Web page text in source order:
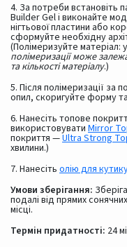
4. За потреби встановіть
Builder Gel і виконайте
нігтьової пластини або
сформуйте необхідну
(Полімеризуйте матеріал:
полімеризації може
та кількості матеріалу.)
5. Після полімеризації за
опил, скоригуйте форму та
6. Нанесіть топове
використовувати Mirror
покриття —Ultra Strong
хвилини.)
7. Нанесіть олію для
Умови зберігання:
подалі від прямих
місці.
Термін придатності: 24